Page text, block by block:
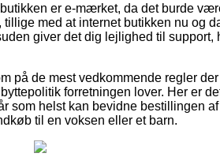
er e-mærket, da det burde
med at internet butikken nu og
giver det dig lejlighed til support,
på de mest vedkommende regler
forretningen lover. Her er
som helst kan bevidne bestillingen
til en voksen eller et barn.